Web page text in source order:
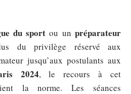
du sport ou unpréparateur
du privilège réservé aux
jusqu’aux postulants aux
2024, le recours à cet
la norme. Les séances